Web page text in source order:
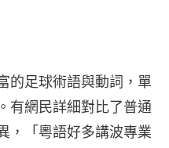
的足球術語與動詞，單
有網民詳細對比了普通
，「粵語好多講波專業